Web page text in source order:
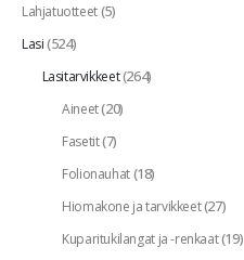
Lahjatuotteet(5)
Lasi(524)
Lasitarvikkeet(264)
Aineet(20)
Fasetit(7)
Folionauhat(18)
Hiomakone ja tarvikkeet(27)
Kuparitukilangat ja -renkaat(19)